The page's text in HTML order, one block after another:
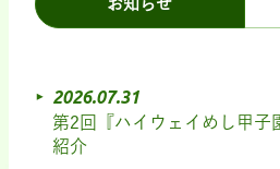
お知らせ
2026.07.31
第2回『ハイウェイめし甲子
紹介